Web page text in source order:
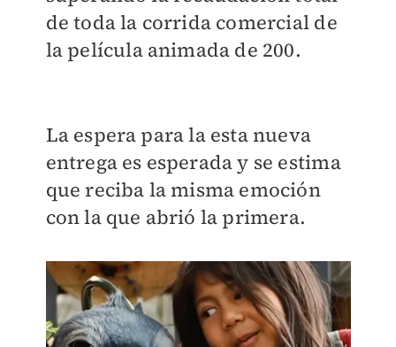
de toda la corrida comercial de
la película animada de 200.
La espera para la esta nueva
entrega es esperada y se estima
que reciba la misma emoción
con la que abrió la primera.